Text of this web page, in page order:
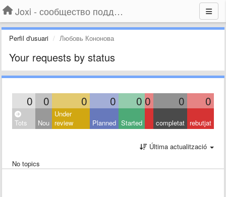
Joxi - сообщество поддержки
Perfil d'usuari Любовь Кононова
Your requests by status
0 0 0 0 0 0 0 0
Tots Nou
Under
review
Planned Started completat rebutjat
Última actualització
No topics